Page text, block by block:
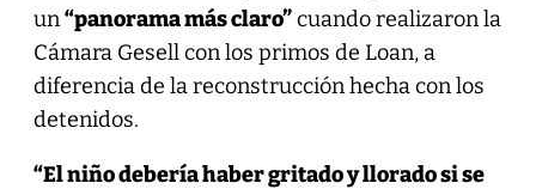
un“panorama más claro”cuando realizaron la
Cámara Gesell con los primos de Loan, a
diferencia de la reconstrucción hecha con los
detenidos.
“El niño debería haber gritado y llorado si se